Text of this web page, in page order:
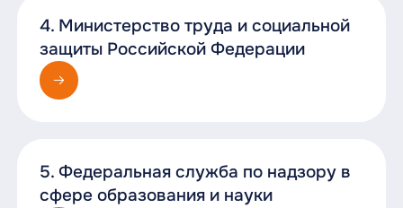
4. Министерство труда и социальной
защиты Российской Федерации
5. Федеральная служба по надзору в
сфере образования и науки